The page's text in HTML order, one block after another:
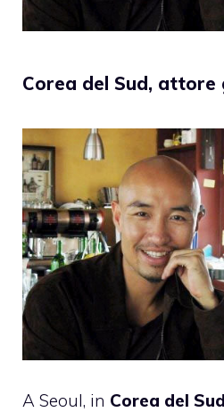
Corea del Sud, attore
A Seoul, in Corea del Sud